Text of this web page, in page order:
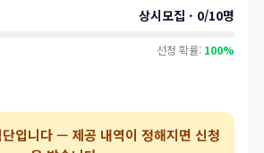
상시모집 · 0/10명
선정 확률: 100%
입니다 — 제공 내역이 정해지면 신청